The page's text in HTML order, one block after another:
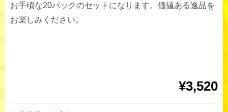
お手頃な20パックのセットになります。価値ある逸品を
お楽しみください。
¥3,520